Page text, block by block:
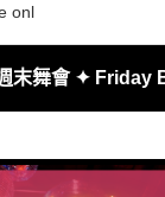
onl
末舞會 ✦ Friday